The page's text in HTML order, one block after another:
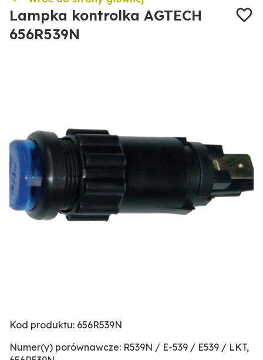
Lampka kontrolka AGTECH
656R539N
Kod produktu: 656R539N
Numer(y) porównawcze: R539N / E-539 / E539 / LKT,